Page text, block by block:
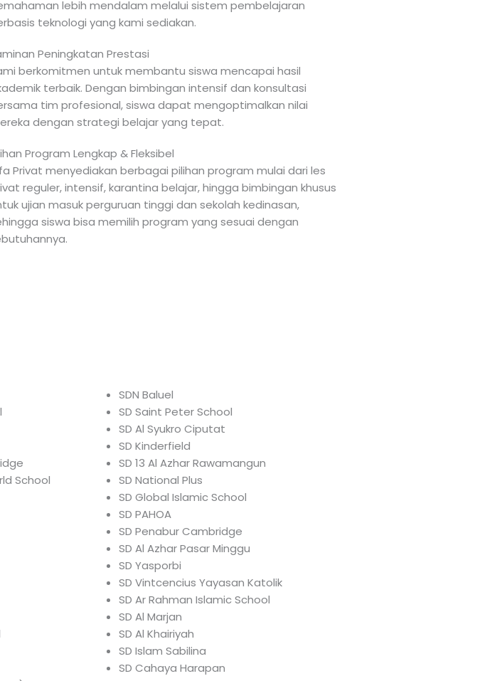
lebih mendalam melalui sistem pembelajaran
teknologi yang kami sediakan.
Peningkatan Prestasi
berkomitmen untuk membantu siswa mencapai hasil
terbaik. Dengan bimbingan intensif dan konsultasi
tim profesional, siswa dapat mengoptimalkan nilai
dengan strategi belajar yang tepat.
Program Lengkap & Fleksibel
Privat menyediakan berbagai pilihan program mulai dari les
reguler, intensif, karantina belajar, hingga bimbingan khusus
ujian masuk perguruan tinggi dan sekolah kedinasan,
siswa bisa memilih program yang sesuai dengan
School
SDN Baluel
SD Saint Peter School
SD Al Syukro Ciputat
SD Kinderfield
SD 13 Al Azhar Rawamangun
SD National Plus
SD Global Islamic School
SD PAHOA
SD Penabur Cambridge
SD Al Azhar Pasar Minggu
SD Yasporbi
SD Vintcencius Yayasan Katolik
SD Ar Rahman Islamic School
SD Al Marjan
SD Al Khairiyah
SD Islam Sabilina
SD Cahaya Harapan